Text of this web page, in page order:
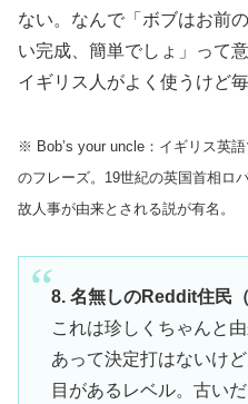
ない。なんで「ボブはお前
い完成、簡単でしょ」って
イギリス人がよく使うけど
※ Bob’s your uncle：イギリス英
のフレーズ。19世紀の英国首相ロ
故人事が由来とされる説が有名。
8. 名無しのReddit住民
これは珍しくちゃんと
あって決定打はないけ
目があるレベル。古い